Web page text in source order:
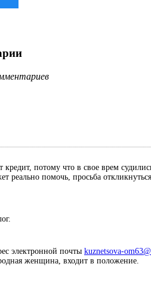
потому что в свое врем
реально помочь, просьба
электронной почты kuznetsova-
женщина, входит в положение.